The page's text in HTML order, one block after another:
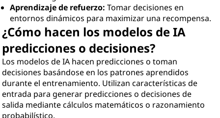
Aprendizaje de refuerzo:Tomar decisiones en
entornos dinámicos para maximizar una recompensa.
¿Cómo hacen los modelos de IA
predicciones o decisiones?
Los modelos de IA hacen predicciones o toman
decisiones basándose en los patrones aprendidos
durante el entrenamiento. Utilizan características de
entrada para generar predicciones o decisiones de
salida mediante cálculos matemáticos o razonamiento
probabilístico.